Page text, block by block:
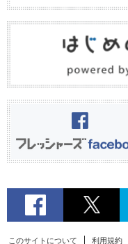
このサイトについて 利用規約